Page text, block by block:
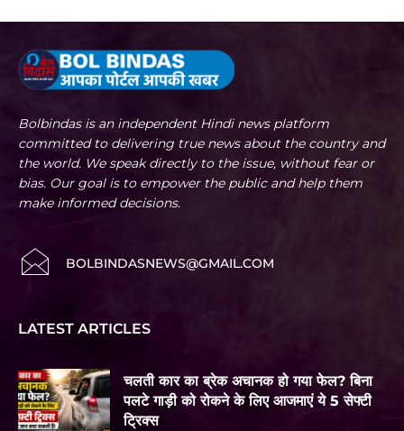
Bolbindas is an independent Hindi news platform
committed to delivering true news about the country and
the world. We speak directly to the issue, without fear or
bias. Our goal is to empower the public and help them
make informed decisions.
BOLBINDASNEWS@GMAIL.COM
LATEST ARTICLES
चलती कार का ब्रेक अचानक हो गया फेल? बिना
पलटे गाड़ी को रोकने के लिए आजमाएं ये 5 सेफ्टी
ट्रिक्स